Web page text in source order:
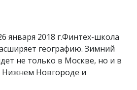
января 2018 г.Финтех-школа
географию. Зимний
не только в Москве, но и в
Нижнем Новгороде и